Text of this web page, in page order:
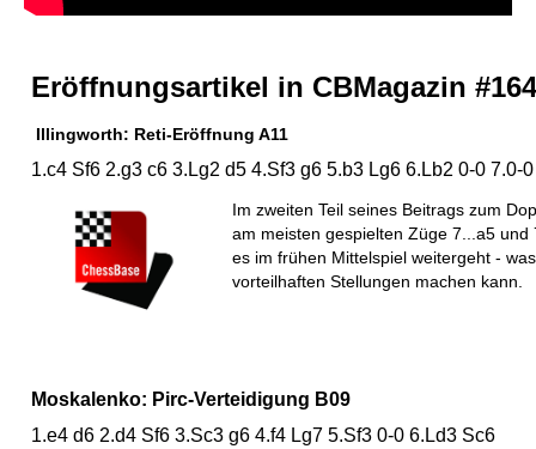
Eröffnungsartikel in CBMagazin #164
Illingworth: Reti-Eröffnung A11
1.c4 Sf6 2.g3 c6 3.Lg2 d5 4.Sf3 g6 5.b3 Lg6 6.Lb2 0-0 7.0-0
Im zweiten Teil seines Beitrags zum
am meisten gespielten Züge 7...a5
es im frühen Mittelspiel weitergeht -
vorteilhaften Stellungen machen kann.
Moskalenko: Pirc-Verteidigung B09
1.e4 d6 2.d4 Sf6 3.Sc3 g6 4.f4 Lg7 5.Sf3 0-0 6.Ld3 Sc6